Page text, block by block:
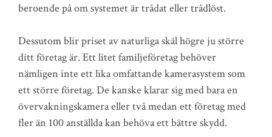
beroende på om systemet är trådat eller trådlöst.
Dessutom blir priset av naturliga skäl högre ju större
ditt företag är. Ett litet familjeföretag behöver
nämligen inte ett lika omfattande kamerasystem som
ett större företag. De kanske klarar sig med bara en
övervakningskamera eller två medan ett företag med
fler än 100 anställda kan behöva ett bättre skydd.